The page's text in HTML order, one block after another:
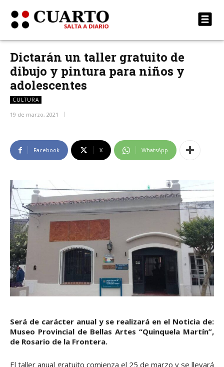
Dictarán un taller gratuito de
dibujo y pintura para niños y
adolescentes
CULTURA
19 de marzo, 2021
Facebook X WhatsApp
Será de carácter anual y se realizará en el Noticia de:
Museo Provincial de Bellas Artes “Quinquela Martín”,
de Rosario de la Frontera.
El taller anual gratuito comienza el 25 de marzo y se llevará